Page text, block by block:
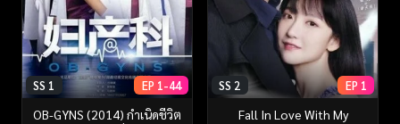
SS 1 EP 1-44
OB-GYNS (2014) กำเนิดชีวิต
SS 2 EP 1
Fall In Love With My